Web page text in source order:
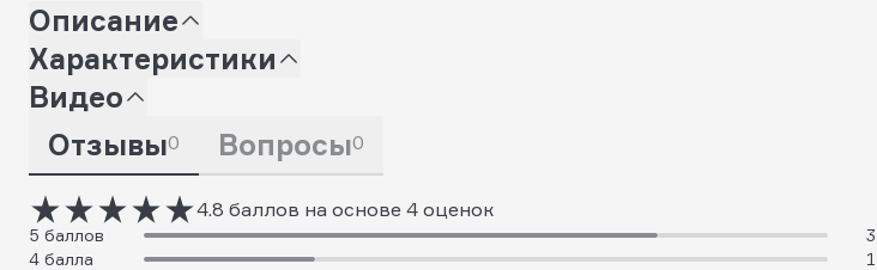
Описание
Характеристики
Видео
Отзывы0 Вопросы0
4.8 баллов на основе 4 оценок
5 баллов
3
4 балла
1